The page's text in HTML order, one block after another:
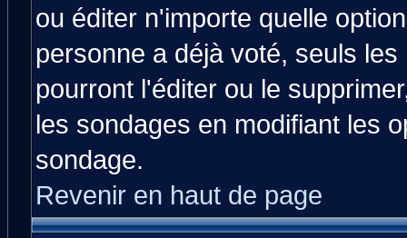
ou éditer n'importe quelle
personne a déjà voté, seuls
pourront l'éditer ou le
les sondages en modifiant les
sondage.
Revenir en haut de page